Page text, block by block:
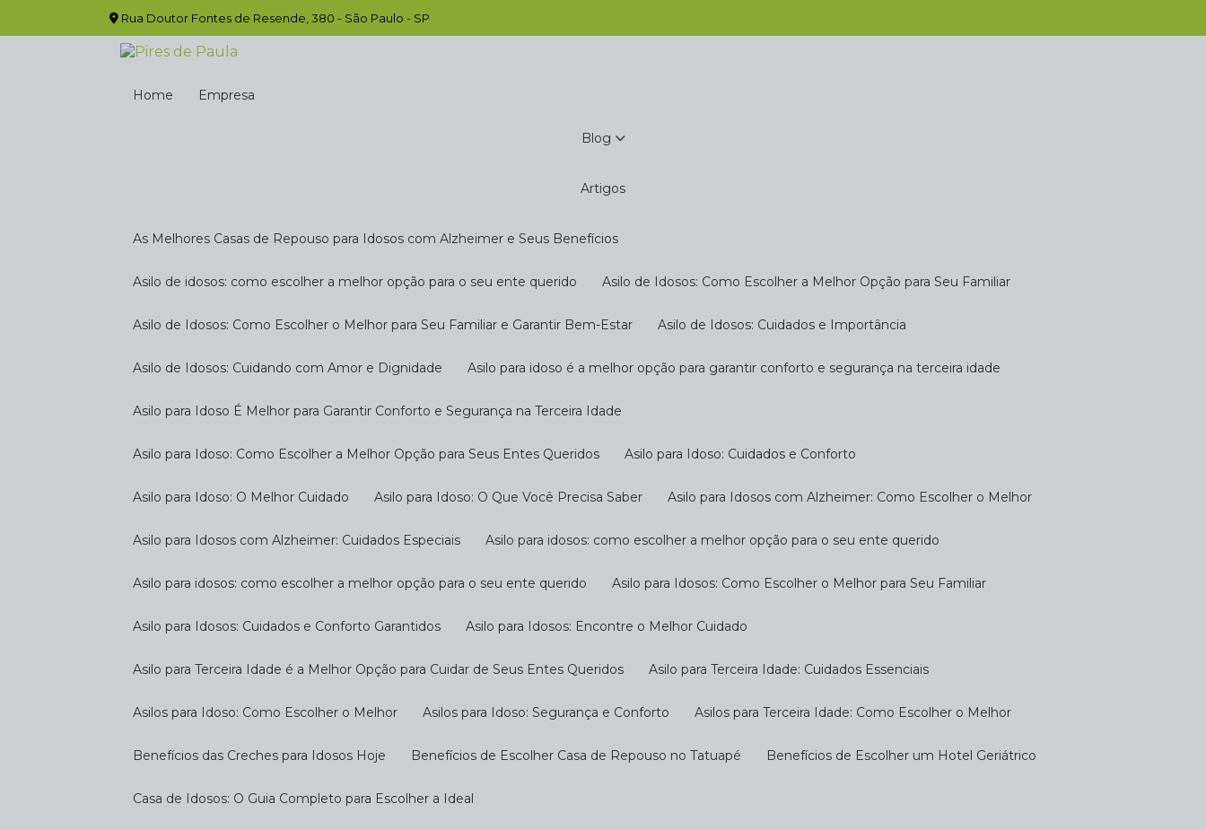
Rua Doutor Fontes de Resende, 380 - São Paulo - SP
Home Empresa
Blog
Artigos
As Melhores Casas de Repouso para Idosos com Alzheimer e Seus Benefícios
Asilo de idosos: como escolher a melhor opção para o seu ente querido Asilo de Idosos: Como Escolher a Melhor Opção para Seu Familiar
Asilo de Idosos: Como Escolher o Melhor para Seu Familiar e Garantir Bem-Estar Asilo de Idosos: Cuidados e Importância
Asilo de Idosos: Cuidando com Amor e Dignidade Asilo para idoso é a melhor opção para garantir conforto e segurança na terceira idade
Asilo para Idoso É Melhor para Garantir Conforto e Segurança na Terceira Idade
Asilo para Idoso: Como Escolher a Melhor Opção para Seus Entes Queridos Asilo para Idoso: Cuidados e Conforto
Asilo para Idoso: O Melhor Cuidado Asilo para Idoso: O Que Você Precisa Saber Asilo para Idosos com Alzheimer: Como Escolher o Melhor
Asilo para Idosos com Alzheimer: Cuidados Especiais Asilo para idosos: como escolher a melhor opção para o seu ente querido
Asilo para idosos: como escolher a melhor opção para o seu ente querido Asilo para Idosos: Como Escolher o Melhor para Seu Familiar
Asilo para Idosos: Cuidados e Conforto Garantidos Asilo para Idosos: Encontre o Melhor Cuidado
Asilo para Terceira Idade é a Melhor Opção para Cuidar de Seus Entes Queridos Asilo para Terceira Idade: Cuidados Essenciais
Asilos para Idoso: Como Escolher o Melhor Asilos para Idoso: Segurança e Conforto Asilos para Terceira Idade: Como Escolher o Melhor
Benefícios das Creches para Idosos Hoje Benefícios de Escolher Casa de Repouso no Tatuapé Benefícios de Escolher um Hotel Geriátrico
Casa de Idosos: O Guia Completo para Escolher a Ideal